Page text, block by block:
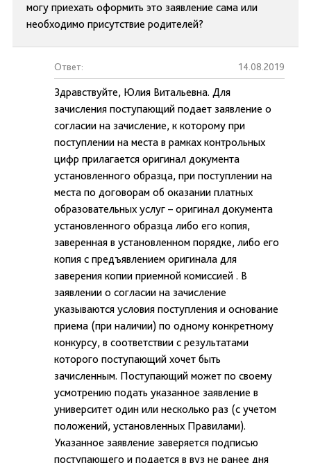
могу приехать оформить это заявление сама или
необходимо присутствие родителей?
Ответ: 14.08.2019
Здравствуйте, Юлия Витальевна. Для
зачисления поступающий подает заявление о
согласии на зачисление, к которому при
поступлении на места в рамках контрольных
цифр прилагается оригинал документа
установленного образца, при поступлении на
места по договорам об оказании платных
образовательных услуг – оригинал документа
установленного образца либо его копия,
заверенная в установленном порядке, либо его
копия с предъявлением оригинала для
заверения копии приемной комиссией . В
заявлении о согласии на зачисление
указываются условия поступления и основание
приема (при наличии) по одному конкретному
конкурсу, в соответствии с результатами
которого поступающий хочет быть
зачисленным. Поступающий может по своему
усмотрению подать указанное заявление в
университет один или несколько раз (с учетом
положений, установленных Правилами).
Указанное заявление заверяется подписью
поступающего и подается в вуз не ранее дня